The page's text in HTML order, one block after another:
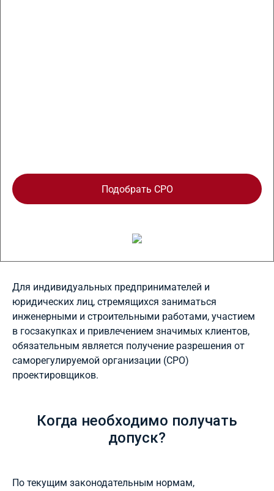
Подобрать СРО
Для индивидуальных предпринимателей и
юридических лиц, стремящихся заниматься
инженерными и строительными работами, участием
в госзакупках и привлечением значимых клиентов,
обязательным является получение разрешения от
саморегулируемой организации (СРО)
проектировщиков.
Когда необходимо получать
допуск?
По текущим законодательным нормам,